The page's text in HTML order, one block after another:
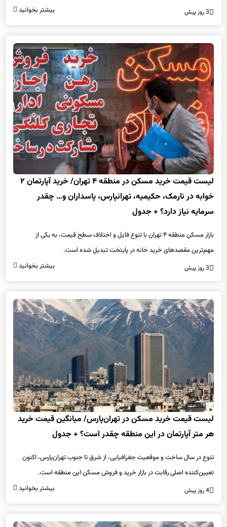
3 روز پیش بیشتر بخوانید
لیست قیمت خرید مسکن در منطقه ۴ تهران/ خرید آپارتمان ۲
خوابه در نارمک، حکیمیه، تهرانپارس، پاسداران و… چقدر
سرمایه نیاز دارد؟ + جدول
بازار مسکن منطقه ۴ تهران با تنوع فایل و اختلاف سطح قیمت، به یکی از
مهم‌ترین مقصدهای خرید خانه در پایتخت تبدیل شده است.
3 روز پیش بیشتر بخوانید
لیست قیمت خرید مسکن در تهران‌پارس/ میانگین قیمت خرید
هر متر آپارتمان در این منطقه چقدر است؟ + جدول
تنوع در سال ساخت و موقعیت جغرافیایی، از شرق تا جنوب تهران‌پارس، اکنون
تعیین‌کننده اصلی رقابت در بازار خرید و فروش مسکن این منطقه است.
4 روز پیش بیشتر بخوانید